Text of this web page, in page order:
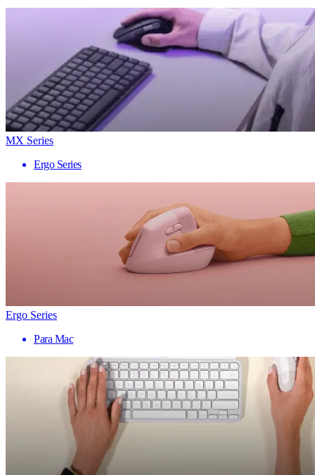
MX Series
Ergo Series
Ergo Series
Para Mac